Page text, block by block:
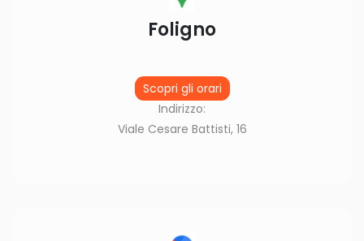
Foligno
Scopri gli orari
Indirizzo:
Viale Cesare Battisti, 16